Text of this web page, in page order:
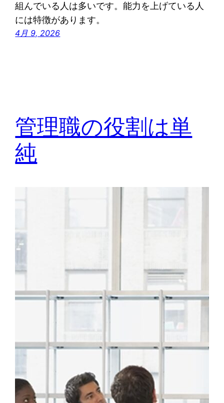
組んでいる人は多いです。能力を上げている人
には特徴があります。
4月 9, 2026
管理職の役割は単
純